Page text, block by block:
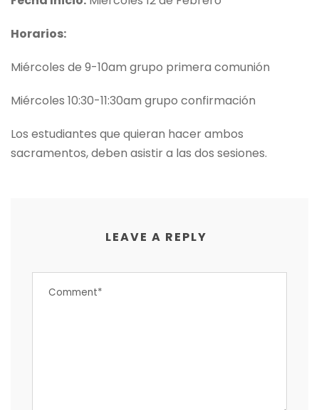
Horarios:
Miércoles de 9-10am grupo primera comunión
Miércoles 10:30-11:30am grupo confirmación
Los estudiantes que quieran hacer ambos
sacramentos, deben asistir a las dos sesiones.
LEAVE A REPLY